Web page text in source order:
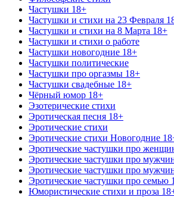
Частушки 18+
Частушки и стихи на 23 Февраля
Частушки и стихи на 8 Марта 18+
Частушки и стихи о работе
Частушки новогодние 18+
Частушки политические
Частушки про оргазмы 18+
Частушки свадебные 18+
Чёрный юмор 18+
Эзотерические стихи
Эротическая песня 18+
Эротические стихи
Эротические стихи Новогодние
Эротические частушки про
Эротические частушки про
Эротические частушки про
Эротические частушки про семью
Юмористические стихи и проза